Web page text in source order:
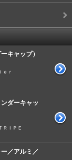
キャップ）
ｅｒ
ダーキャッ
ＲＩＰＥ
／アルミ／